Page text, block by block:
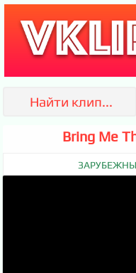
Bring Me